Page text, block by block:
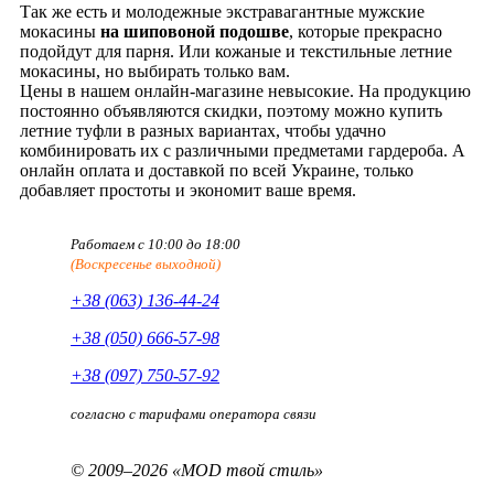
Так же есть и молодежные экстравагантные мужские
мокасины на шиповоной подошве, которые прекрасно
подойдут для парня. Или кожаные и текстильные летние
мокасины, но выбирать только вам.
Цены в нашем онлайн-магазине невысокие. На продукцию
постоянно объявляются скидки, поэтому можно купить
летние туфли в разных вариантах, чтобы удачно
комбинировать их с различными предметами гардероба. А
онлайн оплата и доставкой по всей Украине, только
добавляет простоты и экономит ваше время.
Работаем с 10:00 до 18:00
(Воскресенье выходной)
+38 (063) 136-44-24
+38 (050) 666-57-98
+38 (097) 750-57-92
согласно с тарифами оператора связи
© 2009–2026 «MOD твой стиль»